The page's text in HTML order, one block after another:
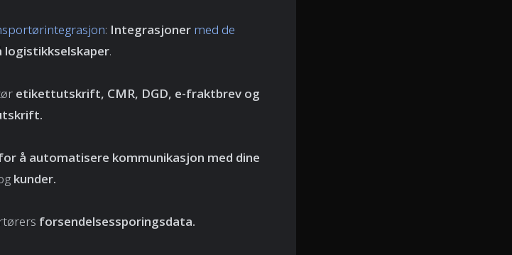
: Integrasjoner med de
logistikkselskaper.
etikettutskrift, CMR, DGD, e-fraktbrev og
å automatisere kommunikasjon med dine
kunder.
forsendelsessporingsdata.